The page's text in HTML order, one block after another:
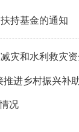
持基金的通知
灾和水利救灾
进乡村振兴补
况